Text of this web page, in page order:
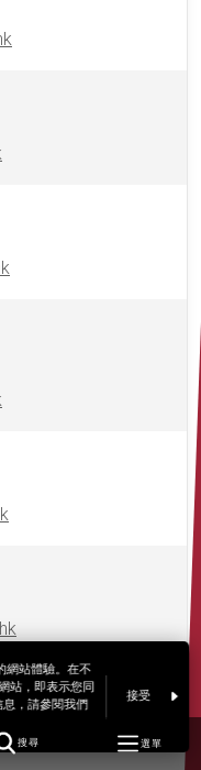
網站體驗。在不
站，即表示您同
，請參閱我們
接受
搜尋 選單